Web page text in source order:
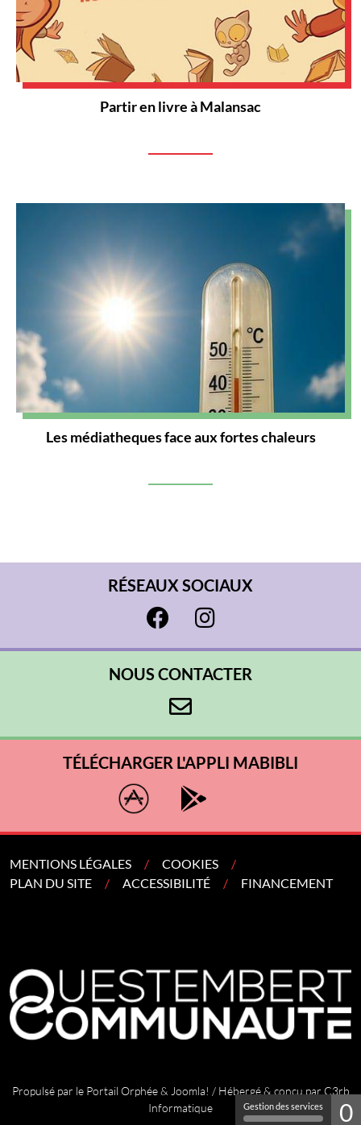
Partir en livre à Malansac
Les médiatheques face aux fortes chaleurs
RÉSEAUX SOCIAUX
NOUS CONTACTER
TÉLÉCHARGER L'APPLI MABIBLI
MENTIONS LÉGALES
COOKIES
PLAN DU SITE
ACCESSIBILITÉ FINANCEMENT
Propulsé par le Portail Orphée& Joomla! / Hébergé & conçu par C3rb
Informatique
Gestion des services 0